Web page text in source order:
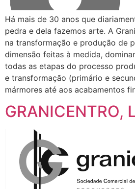
Há mais de 30 anos que
pedra e dela fazemos arte. A
na transformação e produção de
dimensão feitas à medida,
todas as etapas do processo
e transformação (primário e
mármores até aos acabamentos
GRANICENTRO,